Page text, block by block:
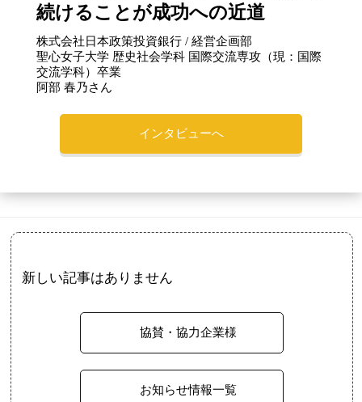
続けることが成功への近道
株式会社日本政策投資銀行 / 経営企画部
聖心女子大学 歴史社会学科 国際交流専攻（現：国際
交流学科）卒業
阿部 春乃さん
インタビューへ
新しい記事はありません
協賛・協力企業様
お知らせ情報一覧